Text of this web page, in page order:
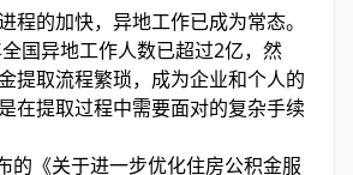
程的加快，异地工作已成为常态。
国异地工作人数已超过2亿，然
提取流程繁琐，成为企业和个人的
在提取过程中需要面对的复杂手续
的《关于进一步优化住房公积金服